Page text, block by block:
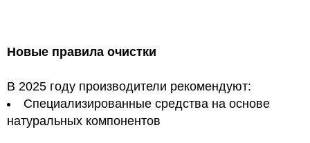
Новые правила очистки
В 2025 году производители рекомендуют:
Специализированные средства на основе
натуральных компонентов